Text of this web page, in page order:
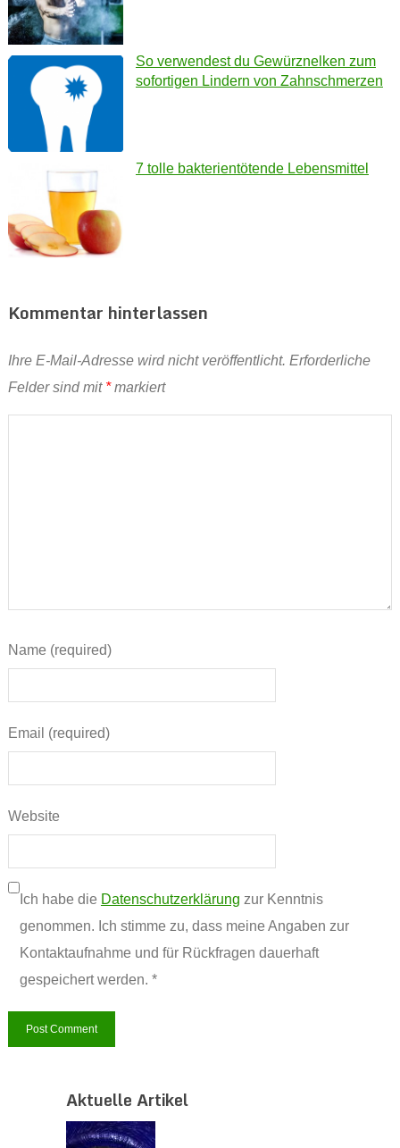
So verwendest du Gewürznelken zum
sofortigen Lindern von Zahnschmerzen
7 tolle bakterientötende Lebensmittel
Kommentar hinterlassen
Ihre E-Mail-Adresse wird nicht veröffentlicht. Erforderliche
Felder sind mit *markiert
Name (required)
Email (required)
Website
Ich habe die Datenschutzerklärung zur Kenntnis
genommen. Ich stimme zu, dass meine Angaben zur
Kontaktaufnahme und für Rückfragen dauerhaft
gespeichert werden. *
Aktuelle Artikel